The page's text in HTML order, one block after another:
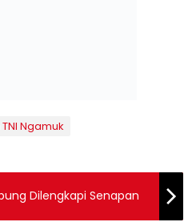
Ngamuk
Dilengkapi Senapan